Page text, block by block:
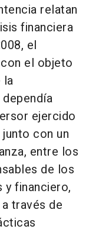
relatan
financiera
el
el objeto
la
ejercido
con un
entre los
de los
financiero,
través de